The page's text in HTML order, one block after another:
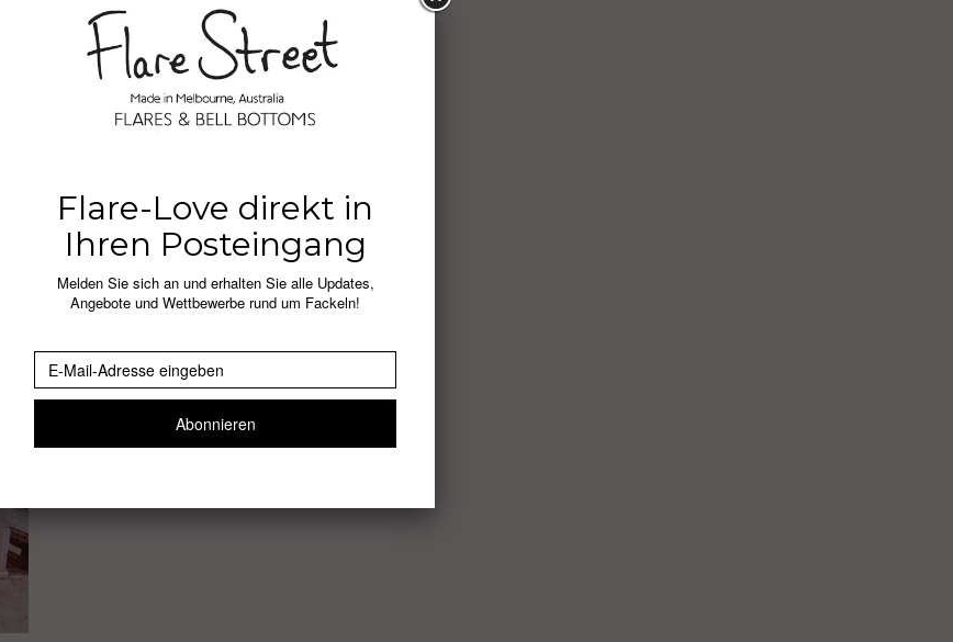
Flare-Love direkt in
Ihren Posteingang
Melden Sie sich an und erhalten Sie alle Updates,
Angebote und Wettbewerbe rund um Fackeln!